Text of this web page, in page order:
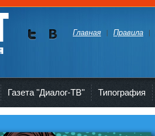
Главная Правила
Газета "Диалог-ТВ" Типография